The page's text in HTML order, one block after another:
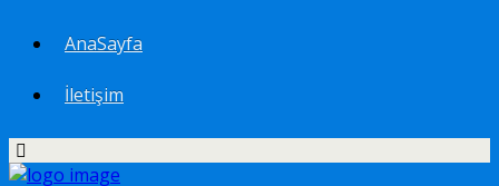
AnaSayfa
İletişim